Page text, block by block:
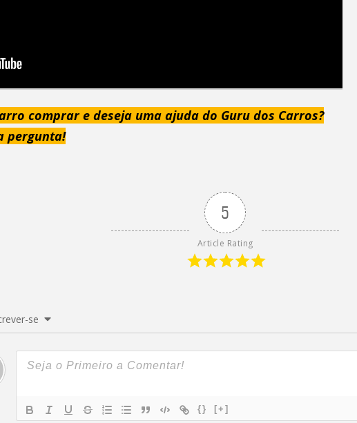
comprar e deseja uma ajuda do Guru dos Carros?
pergunta!
5
Article Rating
se
{} [+]